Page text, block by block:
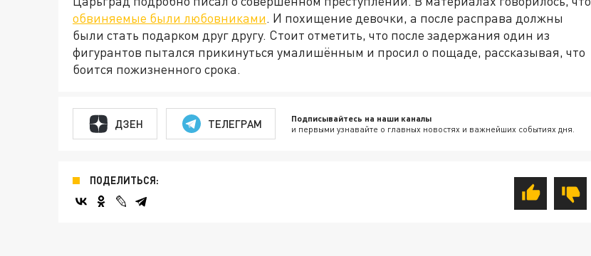
обвиняемые были любовниками. И похищение девочки, а после расправа должны
были стать подарком друг другу. Стоит отметить, что после задержания один из
фигурантов пытался прикинуться умалишённым и просил о пощаде, рассказывая, что
боится пожизненного срока.
ДЗЕН ТЕЛЕГРАМ Подписывайтесь на наши каналы
и первыми узнавайте о главных новостях и важнейших событиях дня.
ПОДЕЛИТЬСЯ: